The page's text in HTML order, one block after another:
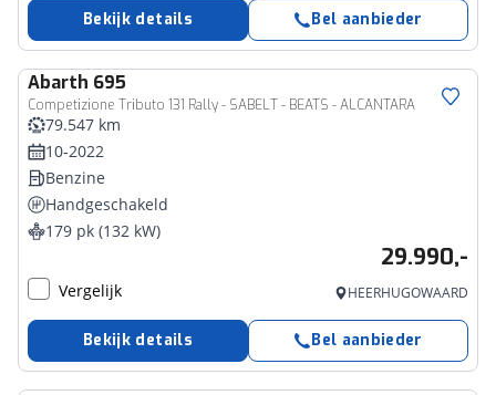
Bekijk details Bel aanbieder
Abarth 695
Competizione Tributo 131 Rally - SABELT - BEATS - ALCANTARA
79.547 km
10-2022
Benzine
Handgeschakeld
179 pk (132 kW)
29.990,-
Vergelijk HEERHUGOWAARD
Bekijk details Bel aanbieder